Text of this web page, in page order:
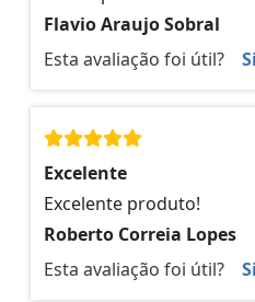
Flavio Araujo Sobral
Esta avaliação foi útil?
Excelente
Excelente produto!
Roberto Correia Lopes
Esta avaliação foi útil?